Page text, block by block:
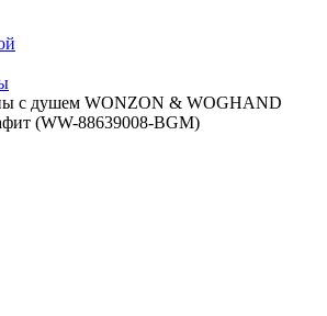
с душем WONZON & WOGHAND
(WW-88639008-BGM)